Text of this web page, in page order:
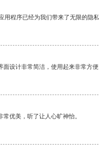
用程序已经为我们带来了无限的隐
面设计非常简洁，使用起来非常方
常优美，听了让人心旷神怡。